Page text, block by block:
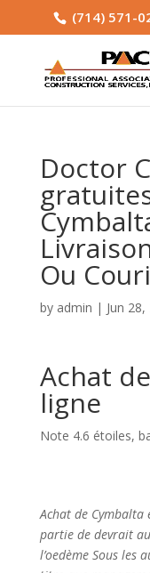
(714) 571-
Doctor
Ou
by admin | Jun 28,
Achat
ligne
Note 4.6 étoiles,
Achat de
partie de devrait
l’oedème Sous les